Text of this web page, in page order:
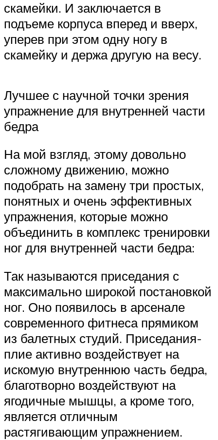
скамейки. И заключается в
подъеме корпуса вперед и вверх,
уперев при этом одну ногу в
скамейку и держа другую на весу.
Лучшее с научной точки зрения
упражнение для внутренней части
бедра
На мой взгляд, этому довольно
сложному движению, можно
подобрать на замену три простых,
понятных и очень эффективных
упражнения, которые можно
объединить в комплекс тренировки
ног для внутренней части бедра:
Так называются приседания с
максимально широкой постановкой
ног. Оно появилось в арсенале
современного фитнеса прямиком
из балетных студий. Приседания-
плие активно воздействует на
искомую внутреннюю часть бедра,
благотворно воздействуют на
ягодичные мышцы, а кроме того,
является отличным
растягивающим упражнением.